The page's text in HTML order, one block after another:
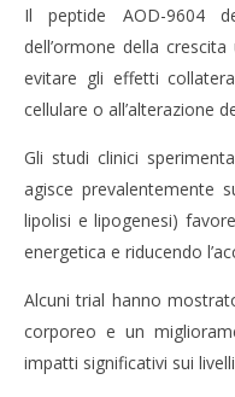
AOD-9604: IL
METABOLISMO
Maggio
2026
Massimo
Spattini
Il peptide AOD-9604
dell’ormone della
evitare gli effetti
cellulare o all’alterazione
Gli studi clinici
agisce prevalentemente
lipolisi e lipogenesi)
energetica e riducendo
Alcuni trial hanno
corporeo e un
impatti significativi sui